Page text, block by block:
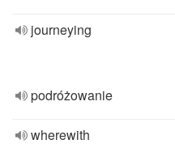
journeying
podróżowanie
wherewith